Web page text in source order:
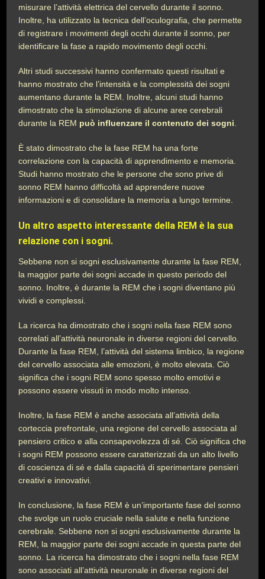
misurare l’attività elettrica del cervello durante il sonno.
Inoltre, ha utilizzato la tecnica dell’oculografia, che permette
di registrare i movimenti degli occhi durante il sonno, per
identificare la fase a rapido movimento degli occhi.
Altri studi successivi hanno confermato questi risultati e
hanno mostrato che l’intensità e la complessità dei sogni
aumentano durante la REM. Inoltre, alcuni studi hanno
dimostrato che la stimolazione di alcune aree cerebrali
durante la REM può influenzare il contenuto dei sogni.
È stato dimostrato che la fase REM ha una forte
correlazione con la capacità di apprendimento e memoria.
Studi hanno mostrato che le persone che sono prive di
sonno REM hanno difficoltà ad apprendere nuove
informazioni e di consolidare la memoria a lungo termine.
Un altro aspetto interessante della REM è la sua
relazione con i sogni.
Sebbene non si sogni esclusivamente durante la fase REM,
la maggior parte dei sogni accade in questo periodo del
sonno. Inoltre, è durante la REM che i sogni diventano più
vividi e complessi.
La ricerca ha dimostrato che i sogni nella fase REM sono
correlati all’attività neuronale in diverse regioni del cervello.
Durante la fase REM, l’attività del sistema limbico, la regione
del cervello associata alle emozioni, è molto elevata. Ciò
significa che i sogni REM sono spesso molto emotivi e
possono essere vissuti in modo molto intenso.
Inoltre, la fase REM è anche associata all’attività della
corteccia prefrontale, una regione del cervello associata al
pensiero critico e alla consapevolezza di sé. Ciò significa che
i sogni REM possono essere caratterizzati da un alto livello
di coscienza di sé e dalla capacità di sperimentare pensieri
creativi e innovativi.
In conclusione, la fase REM è un’importante fase del sonno
che svolge un ruolo cruciale nella salute e nella funzione
cerebrale. Sebbene non si sogni esclusivamente durante la
REM, la maggior parte dei sogni accade in questa parte del
sonno. La ricerca ha dimostrato che i sogni nella fase REM
sono associati all’attività neuronale in diverse regioni del